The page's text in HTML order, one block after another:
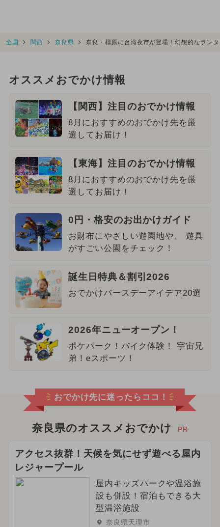
全国 関西 奈良県 奈良・橿原に台湾夜市が登場！幻想的なラン
オススメおでかけ情報
【関西】注目のおでかけ情報
8月におすすめのおでかけ先を厳
選してお届け！
【東海】注目のおでかけ情報
8月におすすめのおでかけ先を厳
選してお届け！
0円・格安のお出かけガイド
お財布にやさしい遊園地や、 遊具
がすごい公園をチェック！
誕生日特典＆割引2026
おでかけバースデーアイデア20選
2026年ニューオープン！
ポケパーク！バイク体験！ 宇宙兄
弟！eスポーツ！
おでかけ先に迷ったらココ！
奈良県のオススメおでかけ PR
アクセス抜群！天候を気にせず遊べる屋内
レジャープール
屋内キッズパークや温浴施
設も併設！宿泊もできる大
型温浴施設
奈良県天理市